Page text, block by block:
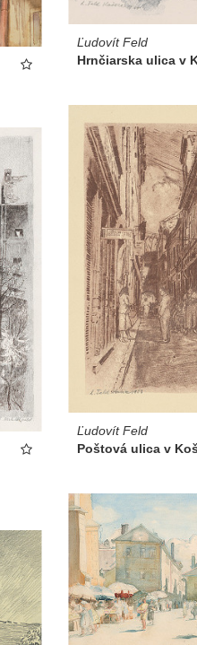
Ľudovít Feld
Hrnčiarska ulica v
Ľudovít Feld
Poštová ulica v